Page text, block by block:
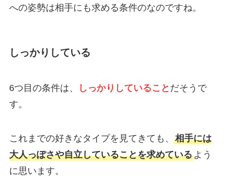
への姿勢は相手にも求める条件のなのですね。
しっかりしている
6つ目の条件は、 しっかりしていること だそうで
す。
これまでの好きなタイプを見てきても、 相手には
大人っぽさや自立していることを求めているよう
に思います。